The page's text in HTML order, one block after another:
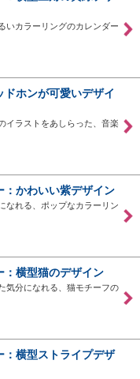
いカラーリングのカレンダー
ドホンが可愛いデザイ
イラストをあしらった、音楽
：かわいい紫デザイン
なれる、ポップなカラーリン
：横型猫のデザイン
気分になれる、猫モチーフの
：横型ストライプデザ